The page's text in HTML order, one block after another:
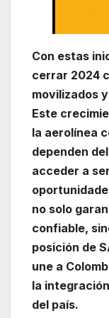
Con estas
cerrar 2024
movilizados
Este
la aerolínea
dependen
acceder a
no solo
confiable,
posición de
une a
la
del país.